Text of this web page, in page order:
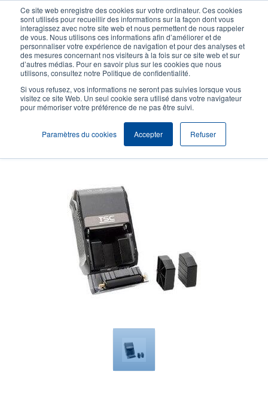
Ce site web enregistre des cookies sur votre ordinateur. Ces cookies
sont utilisés pour recueillir des informations sur la façon dont vous
interagissez avec notre site web et nous permettent de nous rappeler
de vous. Nous utilisons ces informations afin d’améliorer et de
personnaliser votre expérience de navigation et pour des analyses et
des mesures concernant nos visiteurs à la fois sur ce site web et sur
d’autres médias. Pour en savoir plus sur les cookies que nous
utilisons, consultez notre Politique de confidentialité.
Si vous refusez, vos informations ne seront pas suivies lorsque vous
visitez ce site Web. Un seul cookie sera utilisé dans votre navigateur
pour mémoriser votre préférence de ne pas être suivi.
Paramètres du cookies Accepter Refuser
contenu
principal
User
account
menu
User
Header
Sélection Produits Contact Commercial
Adaptateurs média
Adaptateurs pour une largeur de rouleau de 1 pouce